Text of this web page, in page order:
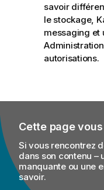
savoir
le stockage,
messaging et
autorisations.
Cette page
Si vous rencontrez
dans son contenu –
manquante ou une
savoir.